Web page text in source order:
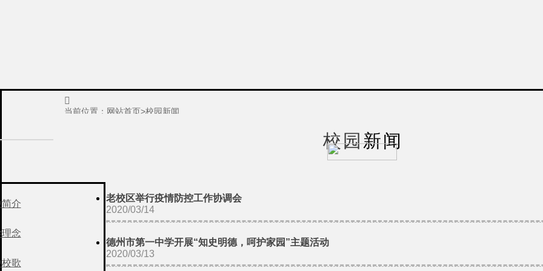

当前位置： 网站首页>校园新闻
校园新闻
老校区举行疫情防控工作协调会
2020/03/14
德州市第一中学开展“知史明德，呵护家园”主题活动
2020/03/13
介
念
歌